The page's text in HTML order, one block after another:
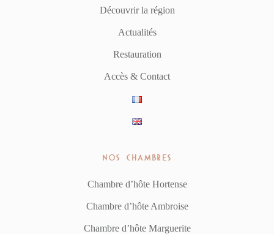
Découvrir la région
Actualités
Restauration
Accès & Contact
NOS CHAMBRES
Chambre d’hôte Hortense
Chambre d’hôte Ambroise
Chambre d’hôte Marguerite